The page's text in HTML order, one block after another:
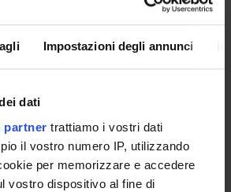
Impostazioni degli annunci
dati
partner trattiamo i vostri dati
il vostro numero IP, utilizzando
per memorizzare e accedere
vostro dispositivo al fine di